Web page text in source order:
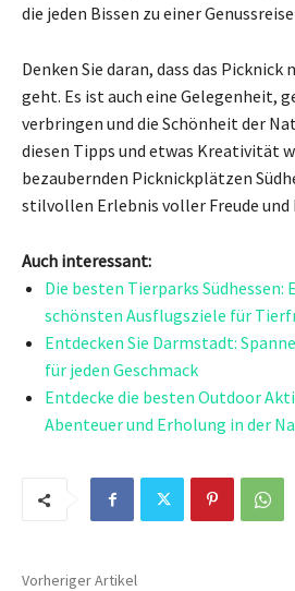
die jeden Bissen zu einer
Denken Sie daran, dass das Picknick
geht. Es ist auch eine Gelegenheit,
verbringen und die Schönheit der
diesen Tipps und etwas Kreativität
bezaubernden Picknickplätzen
stilvollen Erlebnis voller Freude und
Auch interessant:
Die besten Tierparks Südhessen:
schönsten Ausflugsziele für
Entdecken Sie Darmstadt:
für jeden Geschmack
Entdecke die besten Outdoor
Abenteuer und Erholung in der
Vorheriger Artikel